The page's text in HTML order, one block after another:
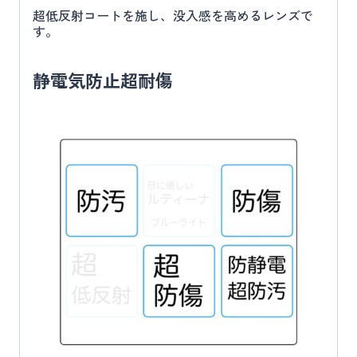
超低反射コートを施し、没入感を高めるレンズで
す。
静電気防止超耐傷